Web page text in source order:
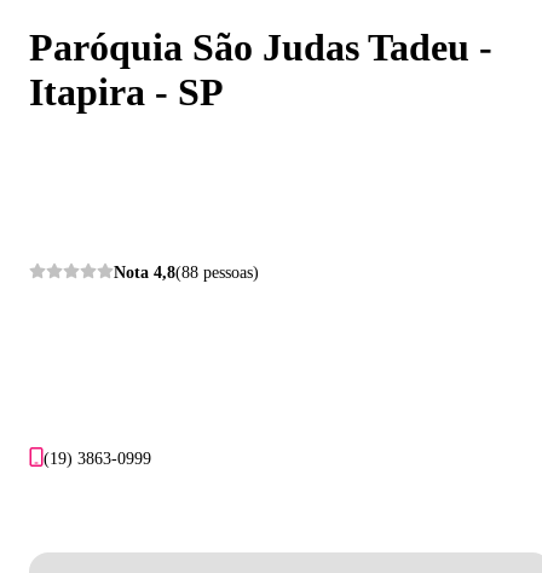
Paróquia São Judas Tadeu -
Itapira - SP
Nota 4,8(88 pessoas)
(19) 3863-0999